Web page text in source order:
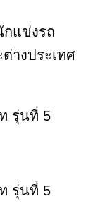
แข่งรถ
างประเทศ